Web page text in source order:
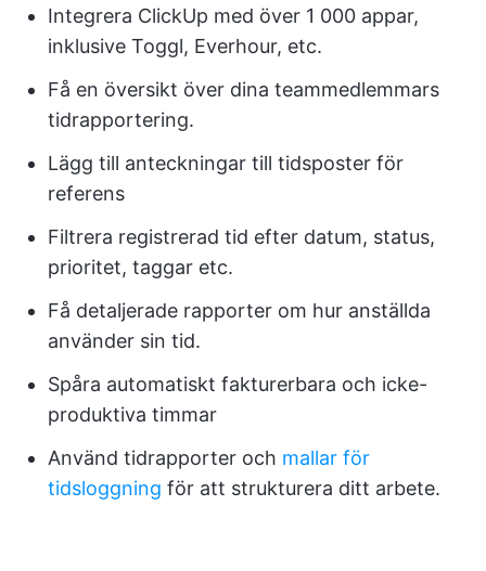
Integrera ClickUp med över 1 000 appar,
inklusive Toggl, Everhour, etc.
Få en översikt över dina teammedlemmars
tidrapportering.
Lägg till anteckningar till tidsposter för
referens
Filtrera registrerad tid efter datum, status,
prioritet, taggar etc.
Få detaljerade rapporter om hur anställda
använder sin tid.
Spåra automatiskt fakturerbara och icke-
produktiva timmar
Använd tidrapporter och mallar för
tidsloggning för att strukturera ditt arbete.